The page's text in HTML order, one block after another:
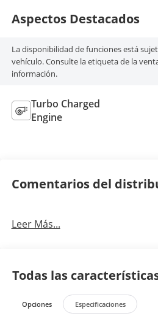
Aspectos Destacados
La disponibilidad de funciones está
vehículo. Consulte la etiqueta de la
información.
Turbo Charged
Engine
Comentarios del
Leer Más...
Todas las
Opciones Especificaciones